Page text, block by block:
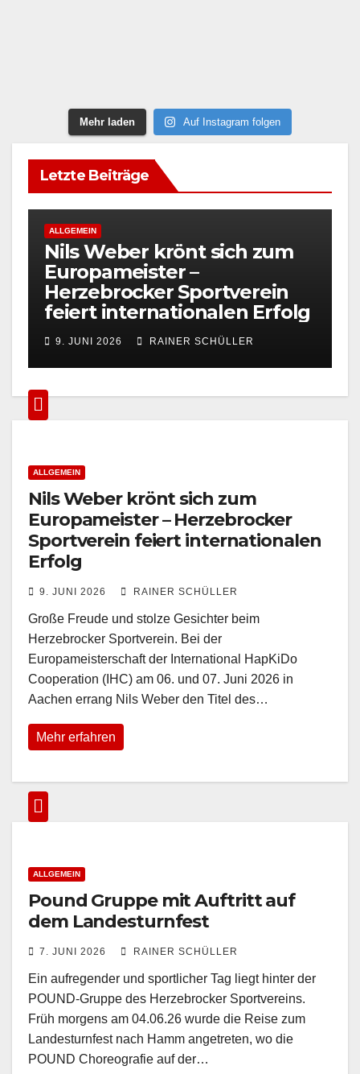
Mehr laden Auf Instagram folgen
Letzte Beiträge
ALLGEMEIN
Nils Weber krönt sich zum
Europameister –
Herzebrocker Sportverein
feiert internationalen Erfolg
9. JUNI 2026 RAINER SCHÜLLER
ALLGEMEIN
Nils Weber krönt sich zum
Europameister – Herzebrocker
Sportverein feiert internationalen
Erfolg
9. JUNI 2026 RAINER SCHÜLLER
Große Freude und stolze Gesichter beim
Herzebrocker Sportverein. Bei der
Europameisterschaft der International HapKiDo
Cooperation (IHC) am 06. und 07. Juni 2026 in
Aachen errang Nils Weber den Titel des…
Mehr erfahren
ALLGEMEIN
Pound Gruppe mit Auftritt auf
dem Landesturnfest
7. JUNI 2026 RAINER SCHÜLLER
Ein aufregender und sportlicher Tag liegt hinter der
POUND-Gruppe des Herzebrocker Sportvereins.
Früh morgens am 04.06.26 wurde die Reise zum
Landesturnfest nach Hamm angetreten, wo die
POUND Choreografie auf der…